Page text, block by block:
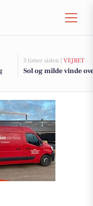
5 timer siden | VEJRET
Sol og milde vinde
til 2 personer